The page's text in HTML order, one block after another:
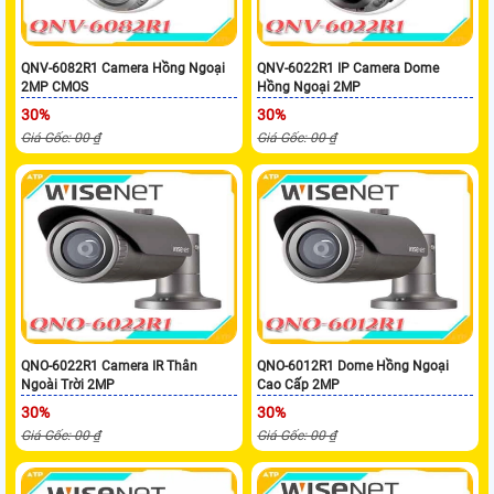
QNV-6082R1 Camera Hồng Ngoại
2MP CMOS
30%
Giá Gốc: 00 ₫
QNV-6022R1 IP Camera Dome
Hồng Ngoại 2MP
30%
Giá Gốc: 00 ₫
QNO-6022R1 Camera IR Thân
Ngoài Trời 2MP
30%
Giá Gốc: 00 ₫
QNO-6012R1 Dome Hồng Ngoại
Cao Cấp 2MP
30%
Giá Gốc: 00 ₫